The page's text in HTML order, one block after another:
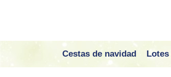
Cestas de navidad Lotes